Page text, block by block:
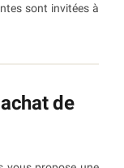
sont invitées à
de